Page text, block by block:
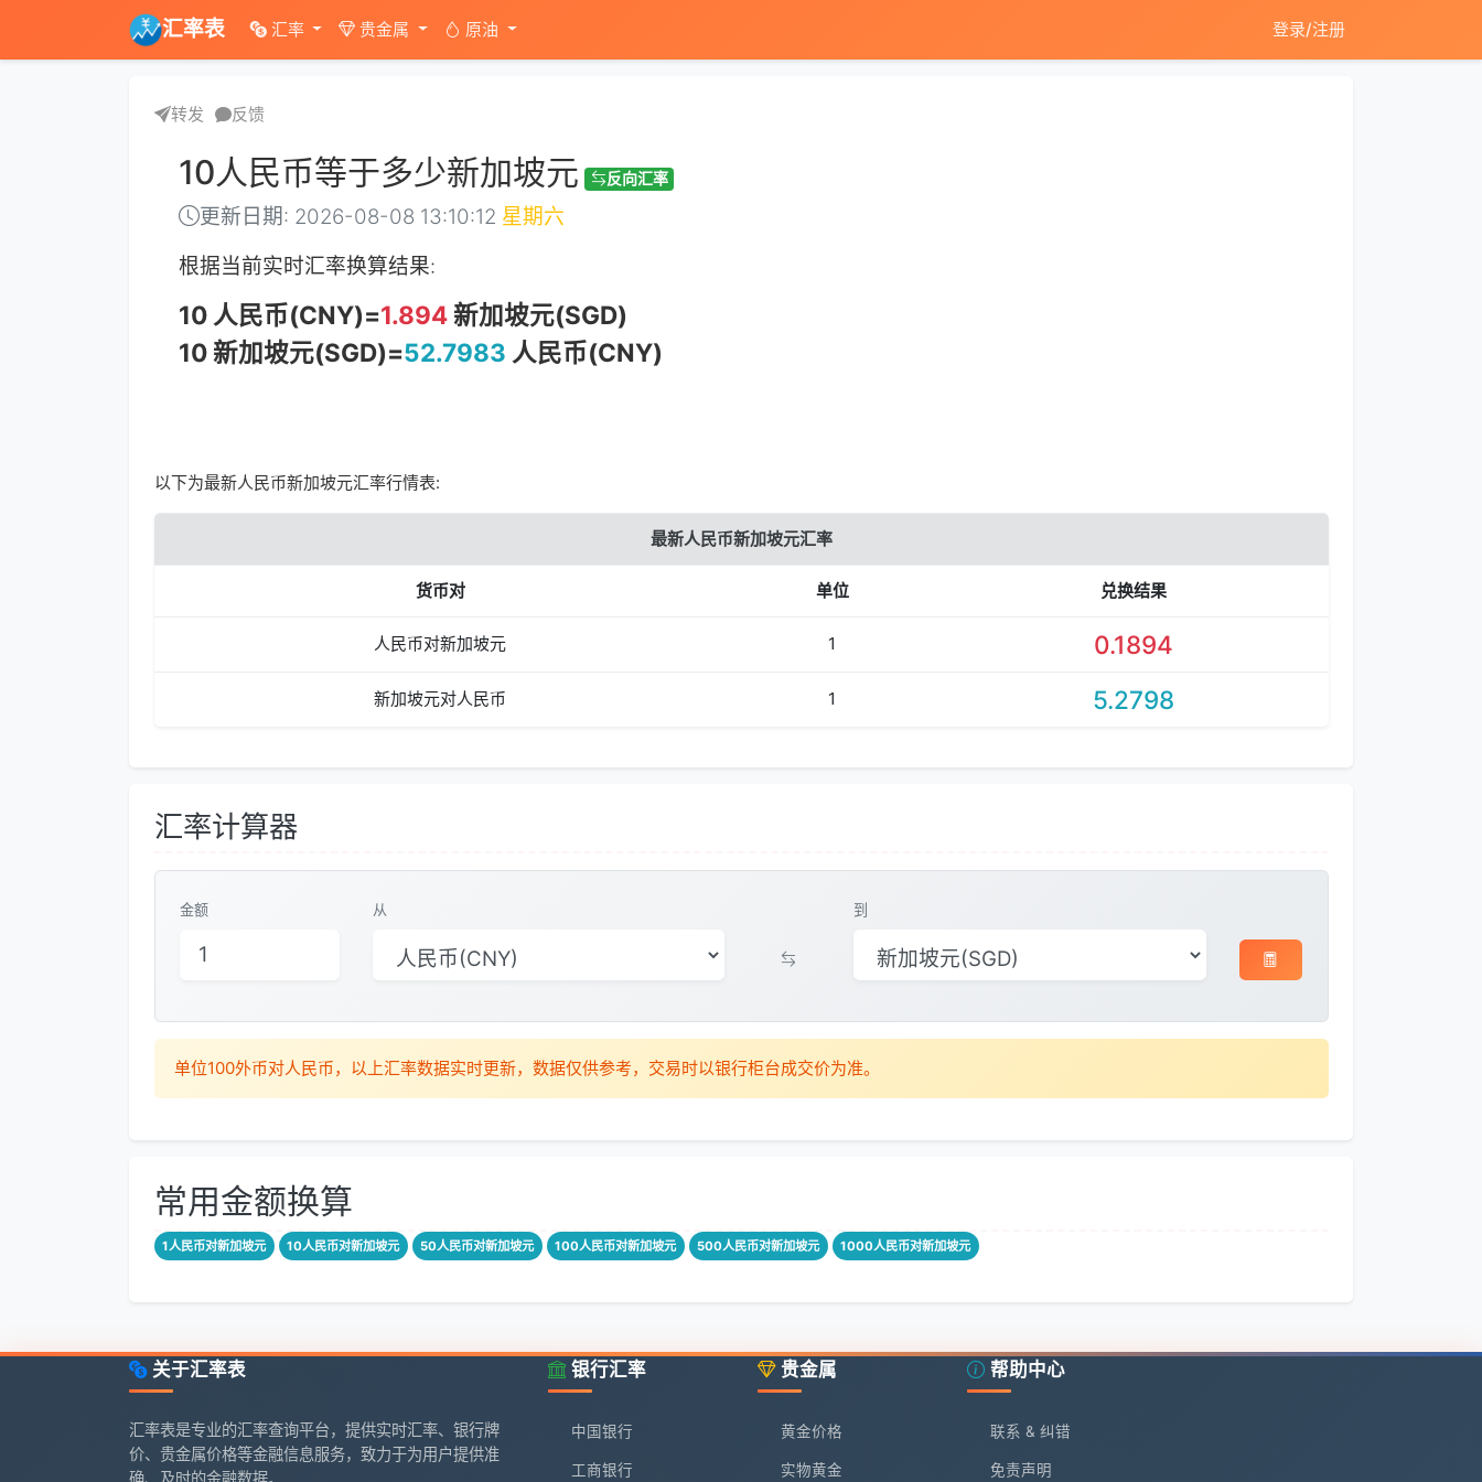
汇率表 汇率 贵金属 原油 登录/注册
转发 反馈
10人民币等于多少新加坡元 反向汇率
更新日期: 2026-08-08 13:10:12 星期六
根据当前实时汇率换算结果:
10 人民币(CNY)=1.894 新加坡元(SGD)
10 新加坡元(SGD)=52.7983 人民币(CNY)
以下为最新人民币新加坡元汇率行情表:
最新人民币新加坡元汇率
货币对 单位 兑换结果
人民币对新加坡元 1 0.1894
新加坡元对人民币 1 5.2798
汇率计算器
金额 从 到
单位100外币对人民币，以上汇率数据实时更新，数据仅供参考，交易时以银行柜台成交价为准。
常用金额换算
1人民币对新加坡元 10人民币对新加坡元 50人民币对新加坡元 100人民币对新加坡元 500人民币对新加坡元 1000人民币对新加坡元
关于汇率表
汇率表是专业的汇率查询平台，提供实时汇率、银行牌
价、贵金属价格等金融信息服务，致力于为用户提供准
确、及时的金融数据。
银行汇率
中国银行
工商银行
贵金属
黄金价格
实物黄金
帮助中心
联系 & 纠错
免责声明